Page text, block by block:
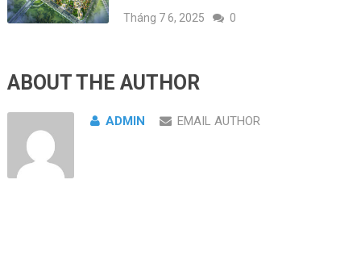
Tháng 7 6, 2025 0
ABOUT THE AUTHOR
ADMIN EMAIL AUTHOR